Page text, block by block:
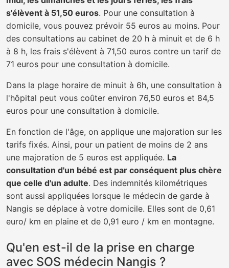
s'élèvent à 51,50 euros. Pour une consultation à
domicile, vous pouvez prévoir 55 euros au moins. Pour
des consultations au cabinet de 20 h à minuit et de 6 h
à 8 h, les frais s'élèvent à 71,50 euros contre un tarif de
71 euros pour une consultation à domicile.
Dans la plage horaire de minuit à 6h, une consultation à
l'hôpital peut vous coûter environ 76,50 euros et 84,5
euros pour une consultation à domicile.
En fonction de l'âge, on applique une majoration sur les
tarifs fixés. Ainsi, pour un patient de moins de 2 ans
une majoration de 5 euros est appliquée. La
consultation d'un bébé est par conséquent plus chère
que celle d'un adulte. Des indemnités kilométriques
sont aussi appliquées lorsque le médecin de garde à
Nangis se déplace à votre domicile. Elles sont de 0,61
euro/ km en plaine et de 0,91 euro / km en montagne.
Qu'en est-il de la prise en charge
avec SOS médecin Nangis ?